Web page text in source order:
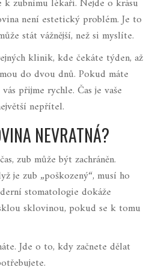
zubnímu lékaři. Nejde o krásu
není estetický problém. Je to
stát vážnější, než si myslíte.
klinik, kde čekáte týden, až
do dvou dnů. Pokud máte
přijme rychle. Čas je vaše
nepřítel.
NEVRATNÁ?
zub může být zachráněn.
je zub „poškozený“, musí ho
stomatologie dokáže
sklovinou, pokud se k tomu
Jde o to, kdy začnete dělat